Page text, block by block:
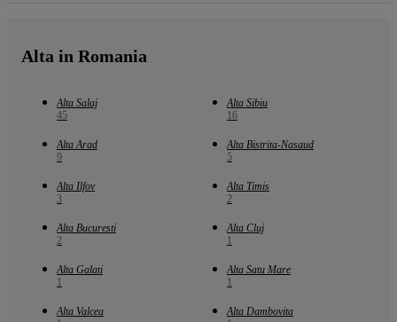
Alta in Romania
Alta Salaj
45
Alta Sibiu
16
Alta Arad
9
Alta Bistrita-Nasaud
5
Alta Ilfov
3
Alta Timis
2
Alta Bucuresti
2
Alta Cluj
1
Alta Galati
1
Alta Satu Mare
1
Alta Valcea
Alta Dambovita